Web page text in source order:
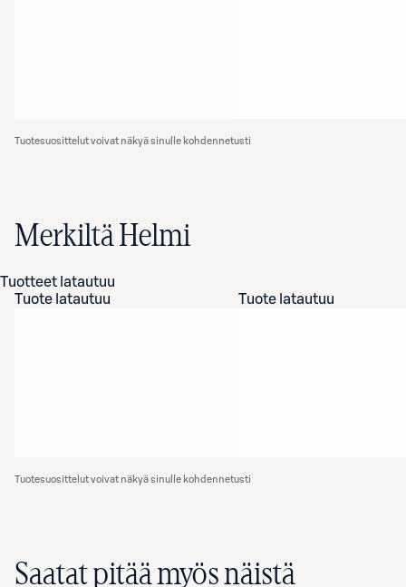
Tuotesuosittelut voivat näkyä sinulle kohdennetusti
Merkiltä Helmi
Tuotteet latautuu
Tuote latautuu
Tuote latautuu
Tuotesuosittelut voivat näkyä sinulle kohdennetusti
Saatat pitää myös näistä